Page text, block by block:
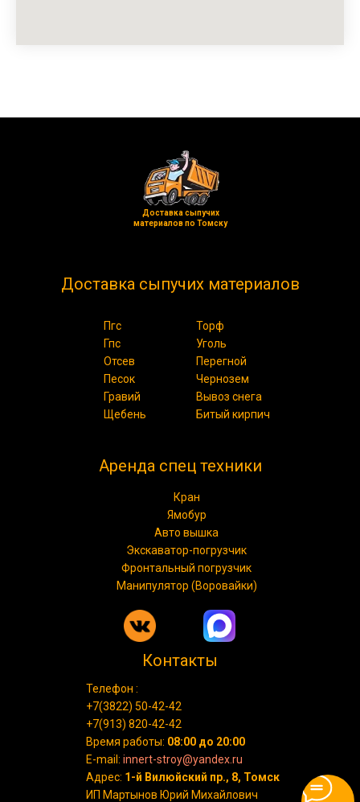
Доставка сыпучих материалов
Аренда спец техники
Контакты
Кран
Ямобур
Авто вышка
Экскаватор-погрузчик
Фронтальный погрузчик
Манипулятор (Воровайки)
Пгс Торф
Доставка сыпучих
материалов по Томску
Гпс
Отсев
Песок
Гравий
Щебень
ИП Мартынов Юрий Михайлович
Уголь
Чернозем
Вывоз снега
Перегной
Битый кирпич
+7(3822) 50-42-42
Телефон :
+7(913) 820-42-42
Время работы: 08:00 до 20:00
E-mail: innert-stroy@yandex.ru
Адрес: 1-й Вилюйский пр., 8, Томск